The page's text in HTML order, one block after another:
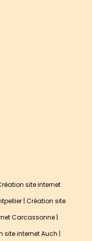
site internet
| Création site
Carcassonne|
site internet Auch |